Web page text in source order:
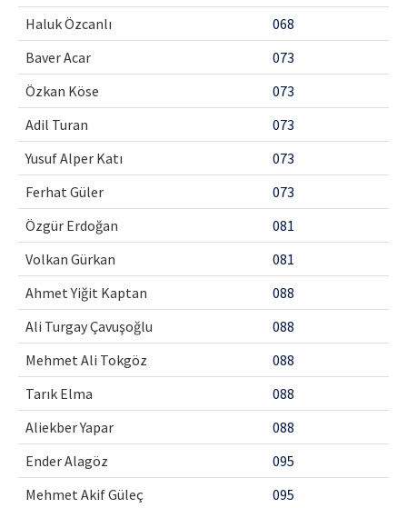
Haluk Özcanlı
068
Baver Acar
073
Özkan Köse
073
Adil Turan
073
Yusuf Alper Katı
073
Ferhat Güler
073
Özgür Erdoğan
081
Volkan Gürkan
081
Ahmet Yiğit Kaptan
088
Ali Turgay Çavuşoğlu
088
Mehmet Ali Tokgöz
088
Tarık Elma
088
Aliekber Yapar
088
Ender Alagöz
095
Mehmet Akif Güleç
095